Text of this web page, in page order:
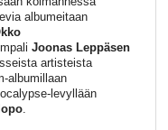
albumeitaan
Joonas Leppäsen
artisteista
albumillaan
levyllään
.